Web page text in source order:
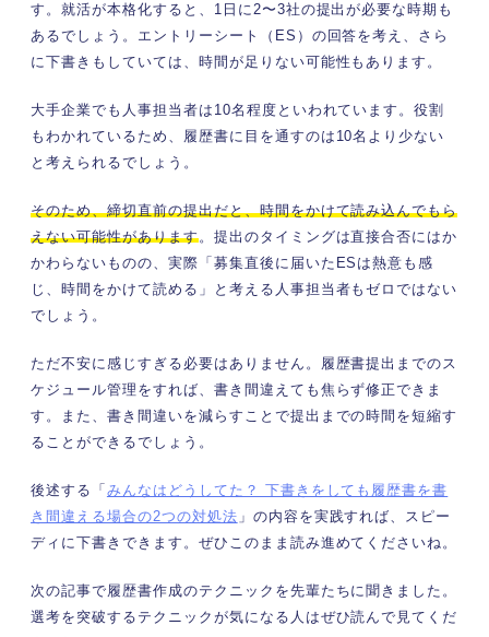
す。就活が本格化すると、1日に2〜3社の提出が必要な時期も
あるでしょう。エントリーシート（ES）の回答を考え、さら
に下書きもしていては、時間が足りない可能性もあります。
大手企業でも人事担当者は10名程度といわれています。役割
もわかれているため、履歴書に目を通すのは10名より少ない
と考えられるでしょう。
そのため、締切直前の提出だと、時間をかけて読み込んでもら
えない可能性があります。提出のタイミングは直接合否にはか
かわらないものの、実際「募集直後に届いたESは熱意も感
じ、時間をかけて読める」と考える人事担当者もゼロではない
でしょう。
ただ不安に感じすぎる必要はありません。履歴書提出までのス
ケジュール管理をすれば、書き間違えても焦らず修正できま
す。また、書き間違いを減らすことで提出までの時間を短縮す
ることができるでしょう。
後述する「 みんなはどうしてた？ 下書きをしても履歴書を書
き間違える場合の2つの対処法 」の内容を実践すれば、スピー
ディに下書きできます。ぜひこのまま読み進めてくださいね。
次の記事で履歴書作成のテクニックを先輩たちに聞きました。
選考を突破するテクニックが気になる人はぜひ読んで見てくだ